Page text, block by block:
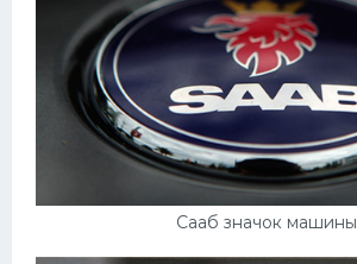
Сааб значок машины